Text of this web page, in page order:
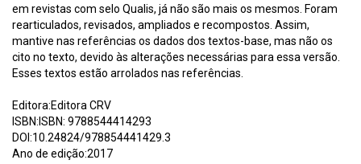
em revistas com selo Qualis, já não são mais os mesmos. Foram
rearticulados, revisados, ampliados e recompostos. Assim,
mantive nas referências os dados dos textos-base, mas não os
cito no texto, devido às alterações necessárias para essa versão.
Esses textos estão arrolados nas referências.
Editora:Editora CRV
ISBN:ISBN: 9788544414293
DOI:10.24824/978854441429.3
Ano de edição:2017